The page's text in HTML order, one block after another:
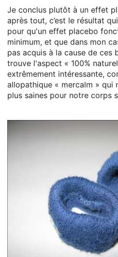
Je conclus plutôt à un effet
après tout, c’est le résultat
pour qu'un effet placebo
minimum, et que dans mon
pas acquis à la cause de ces
trouve l'aspect « 100%
extrêmement intéressante,
allopathique « mercalm » qui
plus saines pour notre corps